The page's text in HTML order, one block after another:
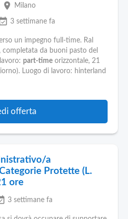
place Milano
3 settimane fa
un impegno full-time. Ral
da buoni pasto del
part-time orizzontale, 21
Luogo di lavoro: hinterland
offerta
a
Protette (L.
ore
3 settimane fa